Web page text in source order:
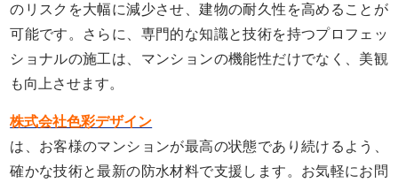
のリスクを大幅に減少させ、建物の耐久性を高めることが
可能です。さらに、専門的な知識と技術を持つプロフェッ
ショナルの施工は、マンションの機能性だけでなく、美観
も向上させます。
株式会社色彩デザイン
は、お客様のマンションが最高の状態であり続けるよう、
確かな技術と最新の防水材料で支援します。お気軽にお問